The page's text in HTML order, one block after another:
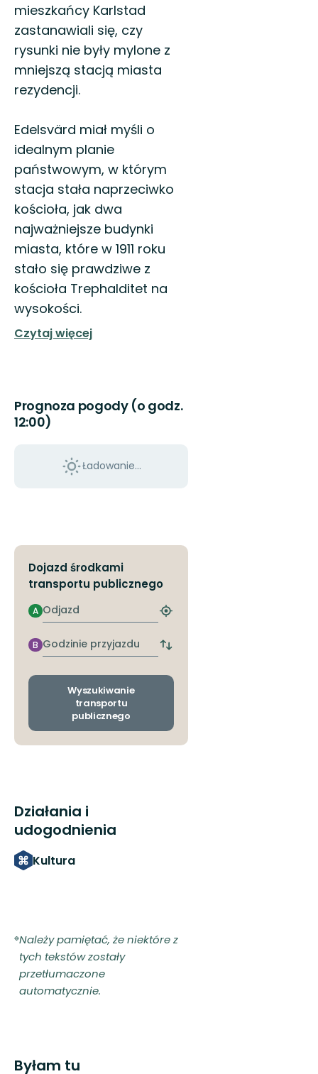
mieszkańcy Karlstad
zastanawiali się, czy
rysunki nie były mylone z
mniejszą stacją miasta
rezydencji.
Edelsvärd miał myśli o
idealnym planie
państwowym, w którym
stacja stała naprzeciwko
kościoła, jak dwa
najważniejsze budynki
miasta, które w 1911 roku
stało się prawdziwe z
kościoła Trephalditet na
wysokości.
Czytaj więcej
Prognoza pogody (o godz.
12:00)
Ładowanie...
Dojazd środkami
transportu publicznego
Odjazd
A
Znajdź
przystanek
Godzinie
przyjazdu
B
Zmiana
odjazdu
Wyszukiwanie
transportu
publicznego
Działania i
udogodnienia
Kultura
Należy pamiętać, że niektóre z
tych tekstów zostały
przetłumaczone
automatycznie.
Byłam tu